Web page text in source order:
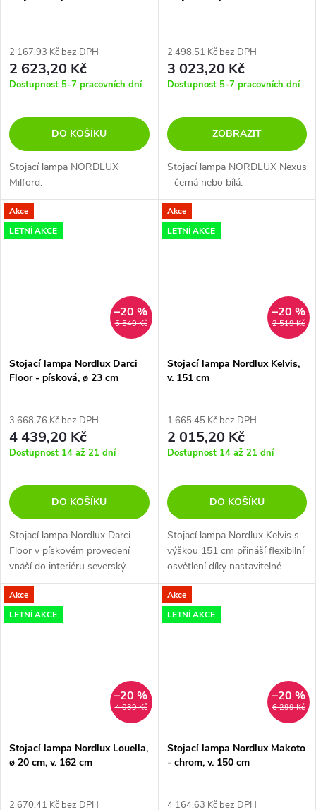
2 167,93 Kč bez DPH
2 623,20 Kč
Dostupnost 5-7 pracovních dní
DO KOŠÍKU
Stojací lampa NORDLUX
Milford.
2 498,51 Kč bez DPH
3 023,20 Kč
Dostupnost 5-7 pracovních dní
ZOBRAZIT
Stojací lampa NORDLUX Nexus
- černá nebo bílá.
Akce
LETNÍ AKCE
5 549 Kč
–20 %
Stojací lampa Nordlux Darci
Floor - písková, ø 23 cm
3 668,76 Kč bez DPH
4 439,20 Kč
Dostupnost 14 až 21 dní
DO KOŠÍKU
Stojací lampa Nordlux Darci
Floor v pískovém provedení
vnáší do interiéru severský
design a funkční osvětlení.
Akce
LETNÍ AKCE
2 519 Kč
–20 %
Stojací lampa Nordlux Kelvis,
v. 151 cm
1 665,45 Kč bez DPH
2 015,20 Kč
Dostupnost 14 až 21 dní
DO KOŠÍKU
Stojací lampa Nordlux Kelvis s
výškou 151 cm přináší flexibilní
osvětlení díky nastavitelné
hlavici a dvěma světelným
zdrojům.
Akce
LETNÍ AKCE
4 039 Kč
–20 %
Stojací lampa Nordlux Louella,
ø 20 cm, v. 162 cm
2 670,41 Kč bez DPH
Akce
LETNÍ AKCE
6 299 Kč
–20 %
Stojací lampa Nordlux Makoto
- chrom, v. 150 cm
4 164,63 Kč bez DPH